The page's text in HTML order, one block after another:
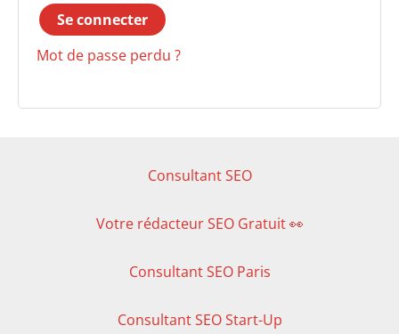
Se connecter
Mot de passe perdu ?
Consultant SEO
Votre rédacteur SEO Gratuit 👀
Consultant SEO Paris
Consultant SEO Start-Up